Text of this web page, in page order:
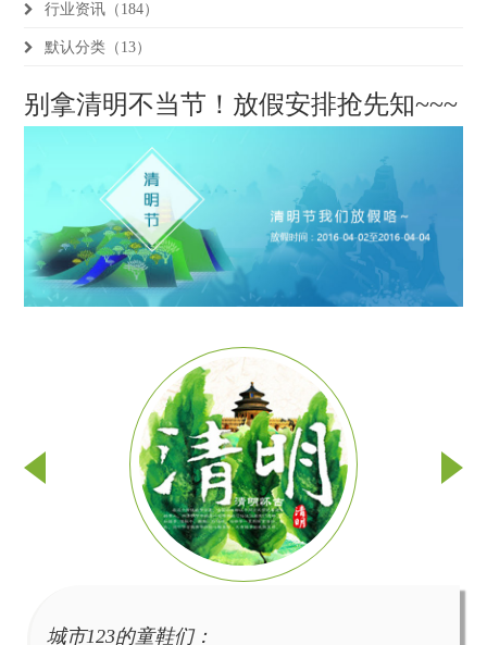
行业资讯（184）
默认分类（13）
别拿清明不当节！放假安排抢先知~~~
城市123的童鞋们：